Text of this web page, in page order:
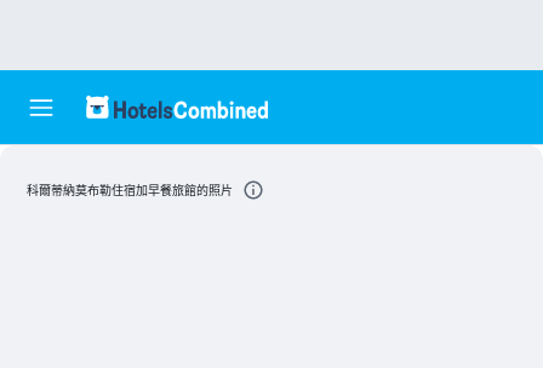
科爾蒂納莫布勒住宿加早餐旅館的照片